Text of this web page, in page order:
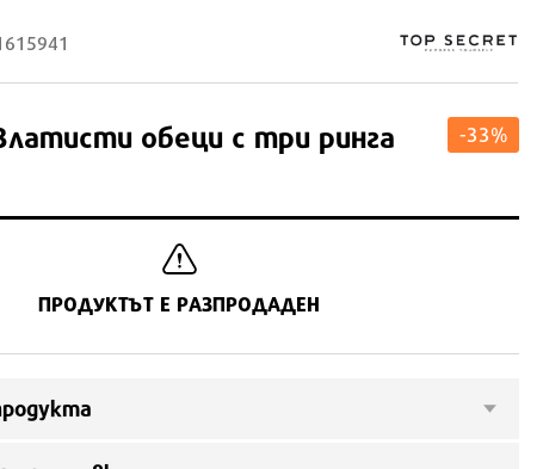
обеци с три ринга -33%
ПРОДУКТЪТ Е РАЗПРОДАДЕН